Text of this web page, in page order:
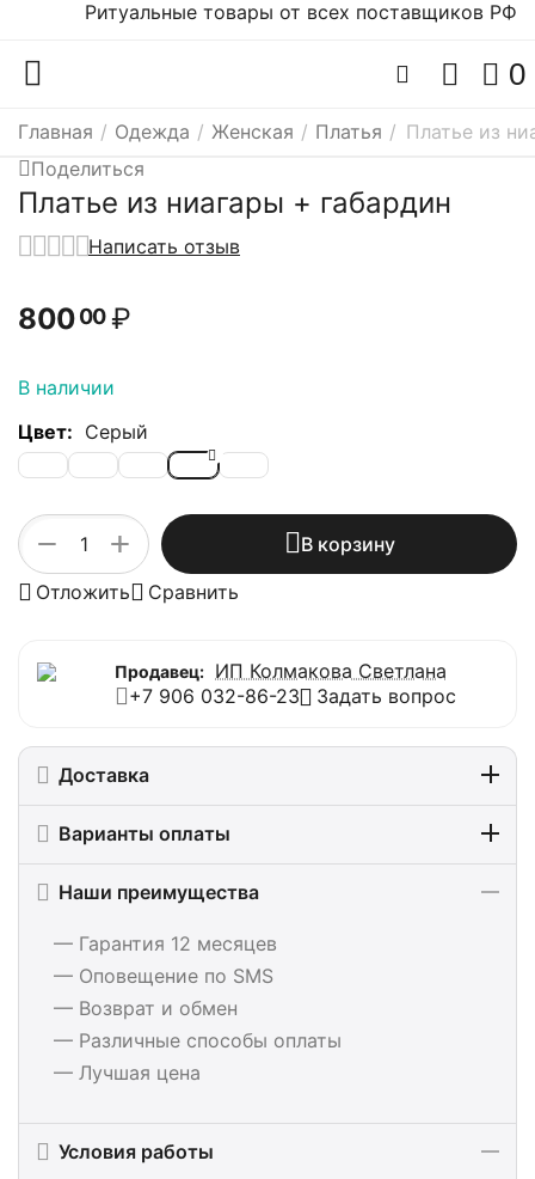
Ритуальные товары от всех поставщиков РФ
0
Главная / Одежда / Женская / Платья / Платье из
Поделиться
Платье из ниагары + габардин
Написать отзыв
80000 ₽
В наличии
Цвет: Серый
+
−
В корзину
Отложить
Сравнить
Продавец: ИП Колмакова Светлана
+7 906 032-86-23
Задать вопрос
Доставка
Варианты оплаты
Наши преимущества
— Гарантия 12 месяцев
— Оповещение по SMS
— Возврат и обмен
— Различные способы оплаты
— Лучшая цена
Условия работы